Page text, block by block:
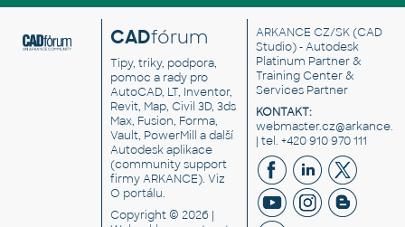
CADfórum
Tipy, triky, podpora,
pomoc a rady pro
AutoCAD, LT, Inventor,
Revit, Map, Civil 3D, 3ds
Max, Fusion, Forma,
Vault, PowerMill a další
Autodesk aplikace
(community support
firmy ARKANCE). Viz
O portálu.
Copyright © 2026 |
ARKANCE CZ/SK(CAD
Studio) - Autodesk
Platinum Partner &
Training Center &
Services Partner
KONTAKT:
| tel. +420 910 970 111